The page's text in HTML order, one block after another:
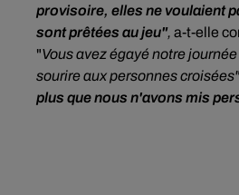
provisoire, elles ne voulaient
sont prêtées au jeu", a-t-elle
"Vous avez égayé notre journée
sourire aux personnes
plus que nous n'avons mis